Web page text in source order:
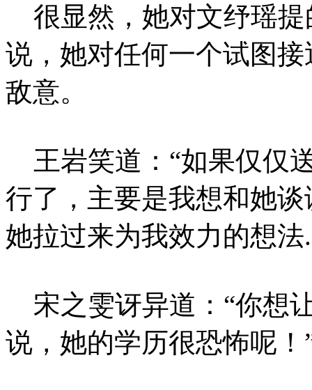
很显然，她对文纾瑶提
说，她对任何一个试图
敌意。
王岩笑道：“如果仅仅
行了，主要是我想和她
她拉过来为我效力的想法
宋之雯讶异道：“你想
说，她的学历很恐怖呢！